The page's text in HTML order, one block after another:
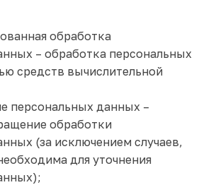
обработка
– обработка персональных
средств вычислительной
персональных данных –
обработки
(за исключением случаев,
для уточнения